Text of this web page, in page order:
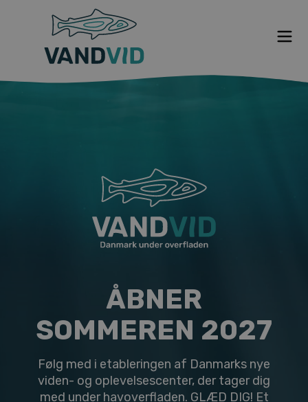
VANDVID indefra
ÅBNER
SOMMEREN 2027
Følg med i etableringen af Danmarks nye
viden- og oplevelsescenter, der tager dig
med under havoverfladen. GLÆD DIG! Et